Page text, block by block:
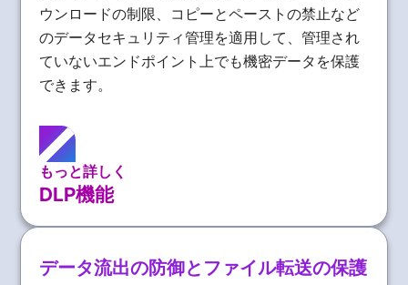
ウンロードの制限、コピーとペーストの禁止など
のデータセキュリティ管理を適用して、管理され
ていないエンドポイント上でも機密データを保護
できます。
もっと詳しく
DLP機能
データ流出の防御とファイル転送の保護